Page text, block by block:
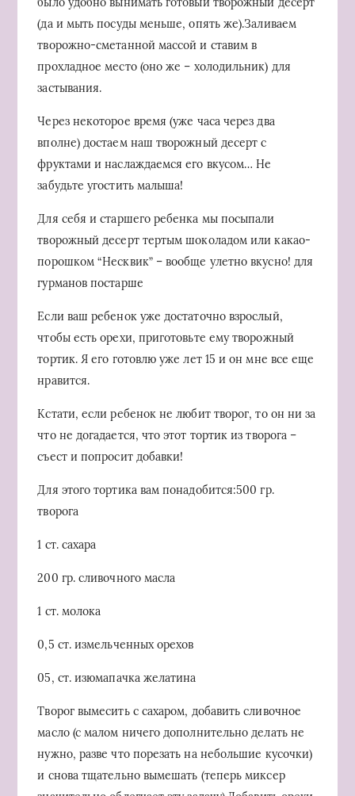
(да и мыть посуды меньше, опять же).Заливаем
творожно-сметанной массой и ставим в
прохладное место (оно же – холодильник) для
застывания.
Через некоторое время (уже часа через два
вполне) достаем наш творожный десерт с
фруктами и наслаждаемся его вкусом… Не
забудьте угостить малыша!
Для себя и старшего ребенка мы посыпали
творожный десерт тертым шоколадом или какао-
порошком “Несквик” – вообще улетно вкусно! для
гурманов постарше
Если ваш ребенок уже достаточно взрослый,
чтобы есть орехи, приготовьте ему творожный
тортик. Я его готовлю уже лет 15 и он мне все еще
нравится.
Кстати, если ребенок не любит творог, то он ни за
что не догадается, что этот тортик из творога –
съест и попросит добавки!
Для этого тортика вам понадобится:500 гр.
творога
1 ст. сахара
200 гр. сливочного масла
1 ст. молока
0,5 ст. измельченных орехов
05, ст. изюмапачка желатина
Творог вымесить с сахаром, добавить сливочное
масло (с малом ничего дополнительно делать не
нужно, разве что порезать на небольшие кусочки)
и снова тщательно вымешать (теперь миксер